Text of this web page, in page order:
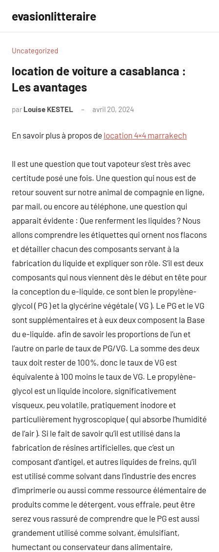
contenu
evasionlitteraire
Uncategorized
location de voiture a casablanca :
Les avantages
par Louise KESTEL avril 20, 2024
En savoir plus à propos de location 4×4 marrakech
Il est une question que tout vapoteur s’est très avec
certitude posé une fois. Une question qui nous est de
retour souvent sur notre animal de compagnie en ligne,
par mail, ou encore au téléphone, une question qui
apparait évidente : Que renferment les liquides ? Nous
allons comprendre les étiquettes qui ornent nos flacons
et détailler chacun des composants servant à la
fabrication du liquide et expliquer son rôle. S’il est deux
composants qui nous viennent dès le début en tête pour
la conception du e-liquide, ce sont bien le propylène-
glycol ( PG ) et la glycérine végétale ( VG ). Le PG et le VG
sont supplémentaires et à eux deux composent la Base
du e-liquide. afin de savoir les proportions de l’un et
l’autre on parle de taux de PG/VG. La somme des deux
taux doit rester de 100%, donc le taux de VG est
équivalente à 100 moins le taux de VG. Le propylène-
glycol est un liquide incolore, significativement
visqueux, peu volatile, pratiquement inodore et
particulièrement hygroscopique ( qui absorbe l’humidité
de l’air ). Si le fait de savoir qu’il est utilisé dans la
fabrication de résines artificielles, que c’est un
composant d’antigel, et autres liquides de freins, qu’il
est utilisé comme solvant dans l’industrie des encres
d’imprimerie ou aussi comme ressource élémentaire de
produits comme le détergent, vous effraie, peut être
serez vous rassuré de comprendre que le PG est aussi
grandement utilisé comme solvant, émulsifiant,
humectant ou conservateur dans alimentaire,